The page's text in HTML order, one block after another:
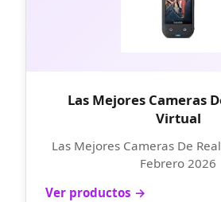
Las Mejores Cameras
Virtual
Las Mejores Cameras De
Febrero 2026
Ver productos →